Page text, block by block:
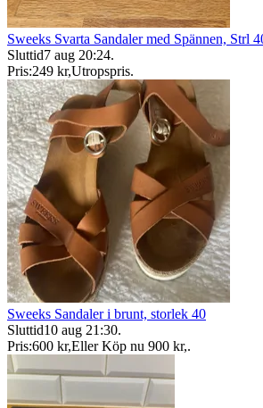
Sweeks Svarta Sandaler med Spännen, Strl
Sluttid7 aug 20:24.
Pris:249 kr,Utropspris.
Sweeks Sandaler i brunt, storlek 40
Sluttid10 aug 21:30.
Pris:600 kr,Eller Köp nu 900 kr,.